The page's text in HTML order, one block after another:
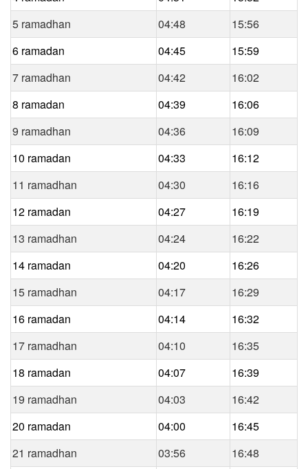
5 ramadhan
04:48
15:56
6 ramadan
04:45
15:59
7 ramadhan
04:42
16:02
8 ramadan
04:39
16:06
9 ramadhan
04:36
16:09
10 ramadan
04:33
16:12
11 ramadhan
04:30
16:16
12 ramadan
04:27
16:19
13 ramadhan
04:24
16:22
14 ramadan
04:20
16:26
15 ramadhan
04:17
16:29
16 ramadan
04:14
16:32
17 ramadhan
04:10
16:35
18 ramadan
04:07
16:39
19 ramadhan
04:03
16:42
20 ramadan
04:00
16:45
21 ramadhan
03:56
16:48